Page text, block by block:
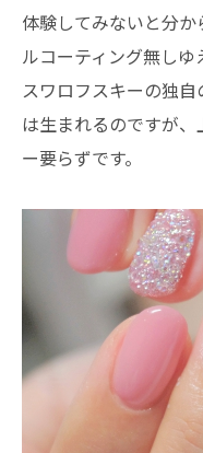
体験してみないと分
ルコーティング無しゆ
スワロフスキーの独
は生まれるのですが
ー要らずです。